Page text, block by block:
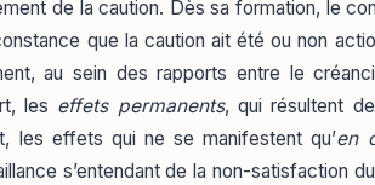
de la caution. Dès sa formation, le
que la caution ait été ou non
au sein des rapports entre le
les effets permanents, qui résultent
les effets qui ne se manifestent qu’en
s’entendant de la non-satisfaction